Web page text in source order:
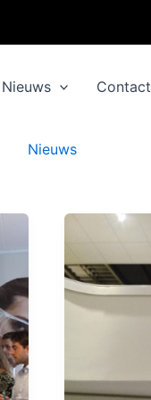
Nieuws Contact
Nieuws